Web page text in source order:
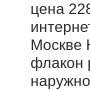
цена
Москве
флакон